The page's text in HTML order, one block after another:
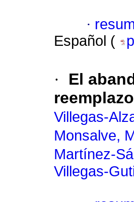
·
Español (
·
El
Villegas-
Monsalve,
Martínez-
Villegas-